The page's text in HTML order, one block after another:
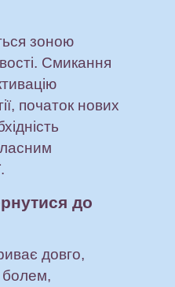
зоною
Смикання
початок нових
до
довго,
болем,